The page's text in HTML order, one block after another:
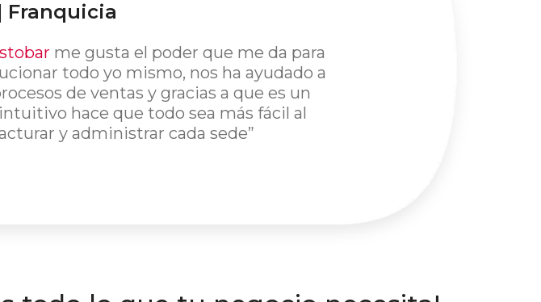
Franquicia
me gusta el poder que me da para
todo yo mismo, nos ha ayudado a
de ventas y gracias a que es un
hace que todo sea más fácil al
y administrar cada sede”